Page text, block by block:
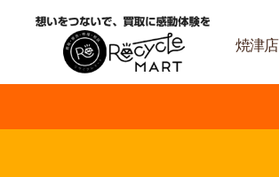
焼津店